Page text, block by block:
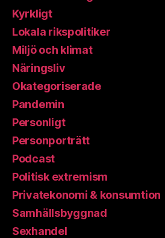
Kyrkligt
Lokala rikspolitiker
Miljö och klimat
Näringsliv
Okategoriserade
Pandemin
Personligt
Personporträtt
Podcast
Politisk extremism
Privatekonomi & konsumtion
Samhällsbyggnad
Sexhandel